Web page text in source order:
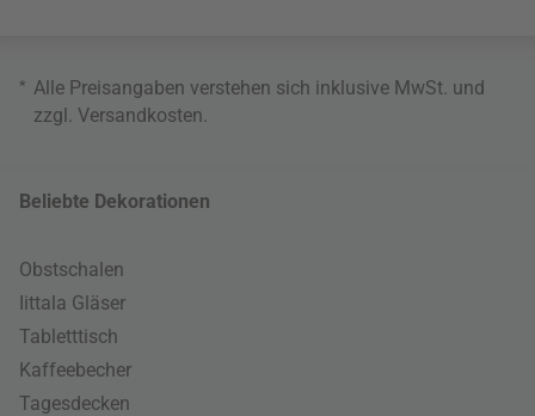
* Alle Preisangaben verstehen sich inklusive MwSt. und
zzgl. Versandkosten
Beliebte Dekorationen
Obstschalen
Iittala Gläser
Tabletttisch
Kaffeebecher
Tagesdecken